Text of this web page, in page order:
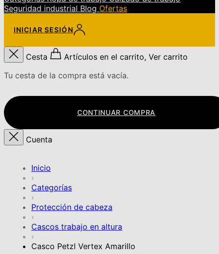
Seguridad industrial Blog Ofertas
INICIAR SESIÓN
Cesta
Artículos en el carrito, Ver carrito
Tu cesta de la compra está vacía.
CONTINUAR COMPRA
Cuenta
Inicio
›
Categorías
›
Protección de cabeza
›
Cascos trabajo en altura
›
Casco Petzl Vertex Amarillo